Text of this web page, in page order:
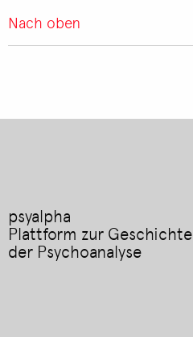
Nach oben
psyalpha
Plattform zur Geschichte
der Psychoanalyse